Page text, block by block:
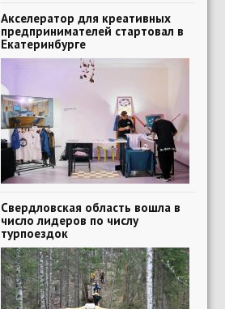
Акселератор для креативных
предпринимателей стартовал в
Екатеринбурге
Свердловская область вошла в
число лидеров по числу
турпоездок